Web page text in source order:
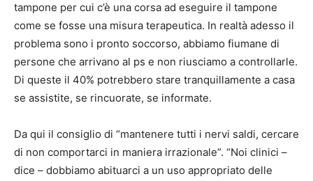
tampone per cui c’è una corsa ad eseguire il tampone
come se fosse una misura terapeutica. In realtà adesso il
problema sono i pronto soccorso, abbiamo fiumane di
persone che arrivano al ps e non riusciamo a controllarle.
Di queste il 40% potrebbero stare tranquillamente a casa
se assistite, se rincuorate, se informate.
Da qui il consiglio di “mantenere tutti i nervi saldi, cercare
di non comportarci in maniera irrazionale”. “Noi clinici –
dice – dobbiamo abituarci a un uso appropriato delle